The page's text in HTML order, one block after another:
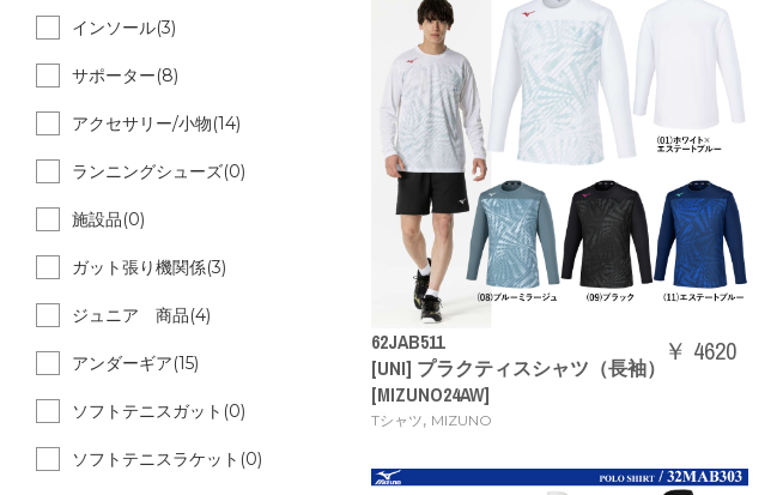
62JAB511
[UNI] プラクティスシャツ（長袖）
[MIZUNO24AW]
Tシャツ, MIZUNO
￥ 4620
インソール(3)
サポーター(8)
アクセサリー/小物(14)
ランニングシューズ(0)
施設品(0)
ガット張り機関係(3)
ジュニア 商品(4)
アンダーギア(15)
ソフトテニスガット(0)
ソフトテニスラケット(0)